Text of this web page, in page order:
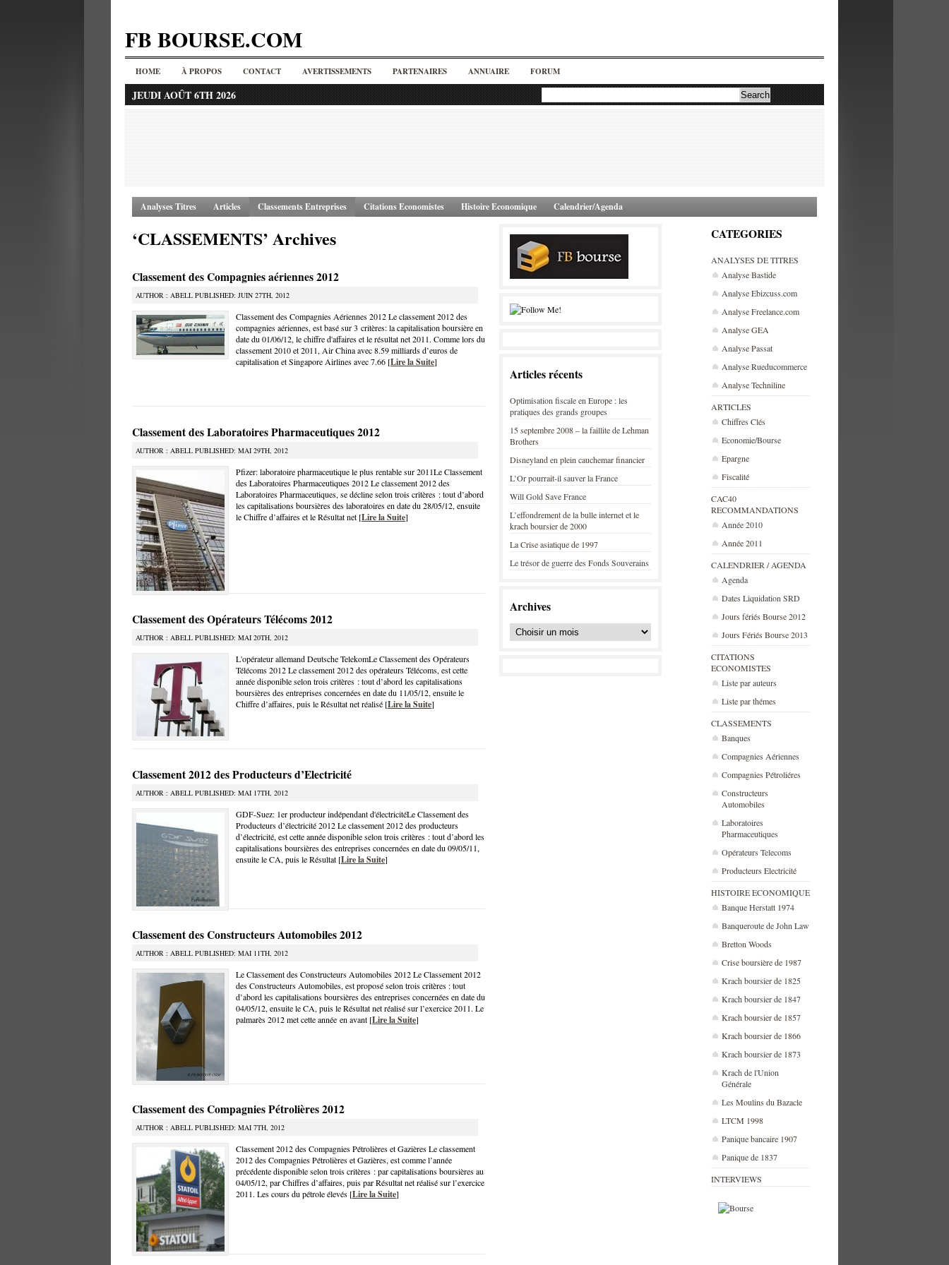
FB BOURSE.COM
HOME À PROPOS CONTACT AVERTISSEMENTS PARTENAIRES ANNUAIRE FORUM
JEUDI AOÛT 6TH 2026
Analyses Titres Articles Classements Entreprises Citations Economistes Histoire Economique Calendrier/Agenda
CATEGORIES
ANALYSES DE TITRES
Analyse Bastide
Analyse Ebizcuss.com
Analyse Freelance.com
Analyse GEA
Analyse Passat
Analyse Rueducommerce
Analyse Techniline
ARTICLES
Chiffres Clés
Economie/Bourse
Epargne
Fiscalité
CAC40
RECOMMANDATIONS
Année 2010
Année 2011
CALENDRIER / AGENDA
Agenda
Dates Liquidation SRD
Jours fériés Bourse 2012
Jours Fériés Bourse 2013
CITATIONS
ECONOMISTES
Liste par auteurs
Liste par thémes
CLASSEMENTS
Banques
Compagnies Aériennes
Compagnies Pétroliéres
Constructeurs
Automobiles
Laboratoires
Pharmaceutiques
Opérateurs Telecoms
Producteurs Electricité
HISTOIRE ECONOMIQUE
Banque Herstatt 1974
Banqueroute de John Law
Bretton Woods
Crise boursière de 1987
Krach boursier de 1825
Krach boursier de 1847
Krach boursier de 1857
Krach boursier de 1866
Krach boursier de 1873
Krach de l'Union
Générale
Les Moulins du Bazacle
LTCM 1998
Panique bancaire 1907
Panique de 1837
INTERVIEWS
‘CLASSEMENTS’ Archives
Classement des Compagnies aériennes 2012
AUTHOR : ABELL PUBLISHED: JUIN 27TH, 2012
Classement des Compagnies Aériennes 2012 Le classement 2012 des
compagnies aériennes, est basé sur 3 critères: la capitalisation boursière en
date du 01/06/12, le chiffre d'affaires et le résultat net 2011. Comme lors du
classement 2010 et 2011, Air China avec 8.59 milliards d’euros de
capitalisation et Singapore Airlines avec 7.66 [Lire la Suite]
Classement des Laboratoires Pharmaceutiques 2012
AUTHOR : ABELL PUBLISHED: MAI 29TH, 2012
Pfizer: laboratoire pharmaceutique le plus rentable sur 2011Le Classement
des Laboratoires Pharmaceutiques 2012 Le classement 2012 des
Laboratoires Pharmaceutiques, se décline selon trois critères : tout d’abord
les capitalisations boursières des laboratoires en date du 28/05/12, ensuite
le Chiffre d’affaires et le Résultat net [Lire la Suite]
Classement des Opérateurs Télécoms 2012
AUTHOR : ABELL PUBLISHED: MAI 20TH, 2012
L'opérateur allemand Deutsche TelekomLe Classement des Opérateurs
Télécoms 2012 Le classement 2012 des opérateurs Télécoms, est cette
année disponible selon trois critères : tout d’abord les capitalisations
boursières des entreprises concernées en date du 11/05/12, ensuite le
Chiffre d’affaires, puis le Résultat net réalisé [Lire la Suite]
Classement 2012 des Producteurs d’Electricité
AUTHOR : ABELL PUBLISHED: MAI 17TH, 2012
GDF-Suez: 1er producteur indépendant d'électricitéLe Classement des
Producteurs d’électricité 2012 Le classement 2012 des producteurs
d’électricité, est cette année disponible selon trois critères : tout d’abord les
capitalisations boursières des entreprises concernées en date du 09/05/11,
ensuite le CA, puis le Résultat [Lire la Suite]
Classement des Constructeurs Automobiles 2012
AUTHOR : ABELL PUBLISHED: MAI 11TH, 2012
Le Classement des Constructeurs Automobiles 2012 Le Classement 2012
des Constructeurs Automobiles, est proposé selon trois critères : tout
d’abord les capitalisations boursières des entreprises concernées en date du
04/05/12, ensuite le CA, puis le Résultat net réalisé sur l’exercice 2011. Le
palmarès 2012 met cette année en avant [Lire la Suite]
Classement des Compagnies Pétrolières 2012
AUTHOR : ABELL PUBLISHED: MAI 7TH, 2012
Classement 2012 des Compagnies Pétrolières et Gazières Le classement
2012 des Compagnies Pétrolières et Gazières, est comme l’année
précédente disponible selon trois critères : par capitalisations boursières au
04/05/12, par Chiffres d’affaires, puis par Résultat net réalisé sur l’exercice
2011. Les cours du pétrole élevés [Lire la Suite]
Articles récents
Optimisation fiscale en Europe : les
pratiques des grands groupes
15 septembre 2008 – la faillite de Lehman
Brothers
Disneyland en plein cauchemar financier
L’Or pourrait-il sauver la France
Will Gold Save France
L’effondrement de la bulle internet et le
krach boursier de 2000
La Crise asiatique de 1997
Le trésor de guerre des Fonds Souverains
Archives